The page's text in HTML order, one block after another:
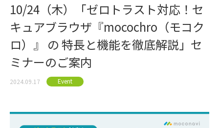
10/24（木）「ゼロトラスト対応！セ
キュアブラウザ『mocochro（モコク
ロ）』 の 特長と機能を徹底解説」セ
ミナーのご案内
2024.09.17 Event